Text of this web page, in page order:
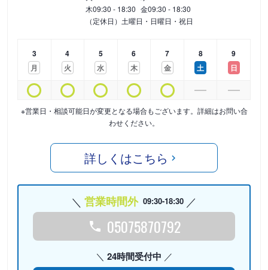
木09:30 - 18:30 金09:30 - 18:30
（定休日）土曜日・日曜日・祝日
3
月
4
火
5
水
6
木
7
金
8
土
9
日
※営業日・相談可能日が変更となる場合もございます。詳細はお問い合
わせください。
詳しくはこちら
営業時間外 09:30-18:30
05075870792
24時間受付中